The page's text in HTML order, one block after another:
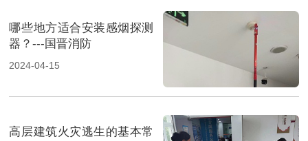
哪些地方适合安装感烟探测
器？---国晋消防
2024-04-15
高层建筑火灾逃生的基本常